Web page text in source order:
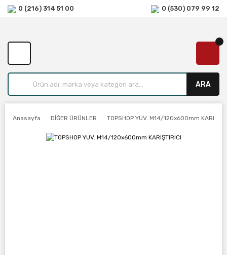
0 (216) 314 51 00 0 (530) 079 99 12
ARA
Anasayfa DİĞER ÜRÜNLER TOPSHOP YUV. M14/120x600mm